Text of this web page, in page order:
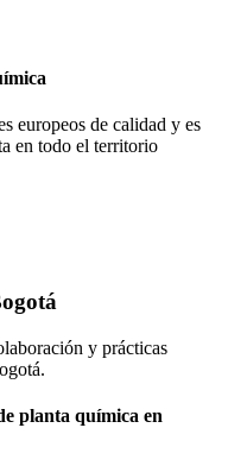
europeos de calidad y es
en todo el territorio
y prácticas
.
planta química en